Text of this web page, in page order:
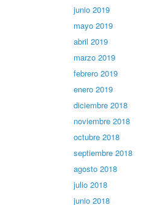
junio 2019
mayo 2019
abril 2019
marzo 2019
febrero 2019
enero 2019
diciembre 2018
noviembre 2018
octubre 2018
septiembre 2018
agosto 2018
julio 2018
junio 2018